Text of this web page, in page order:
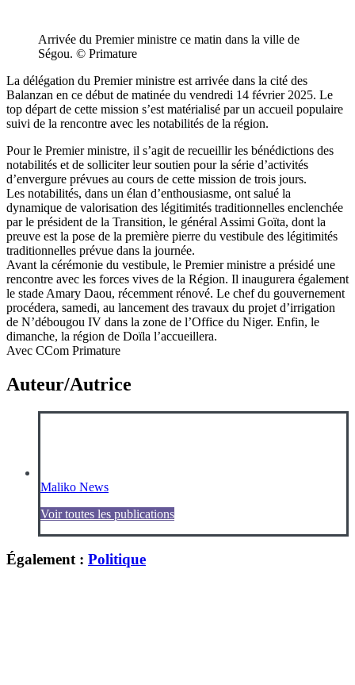
Arrivée du Premier ministre ce matin dans la ville de
Ségou. © Primature
La délégation du Premier ministre est arrivée dans la cité des
Balanzan en ce début de matinée du vendredi 14 février 2025. Le
top départ de cette mission s’est matérialisé par un accueil populaire
suivi de la rencontre avec les notabilités de la région.
Pour le Premier ministre, il s’agit de recueillir les bénédictions des
notabilités et de solliciter leur soutien pour la série d’activités
d’envergure prévues au cours de cette mission de trois jours.
Les notabilités, dans un élan d’enthousiasme, ont salué la
dynamique de valorisation des légitimités traditionnelles enclenchée
par le président de la Transition, le général Assimi Goïta, dont la
preuve est la pose de la première pierre du vestibule des légitimités
traditionnelles prévue dans la journée.
Avant la cérémonie du vestibule, le Premier ministre a présidé une
rencontre avec les forces vives de la Région. Il inaugurera également
le stade Amary Daou, récemment rénové. Le chef du gouvernement
procédera, samedi, au lancement des travaux du projet d’irrigation
de N’débougou IV dans la zone de l’Office du Niger. Enfin, le
dimanche, la région de Doïla l’accueillera.
Avec CCom Primature
Auteur/Autrice
Maliko News
Voir toutes les publications
Également : Politique